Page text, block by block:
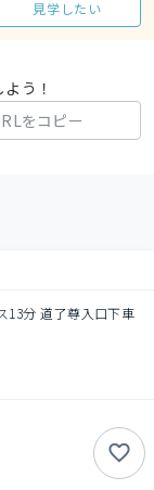
見学したい
う！
をコピー
13分 道了尊入口下車